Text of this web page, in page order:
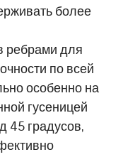
более
ребрами для
по всей
особенно на
гусеницей
45 градусов,